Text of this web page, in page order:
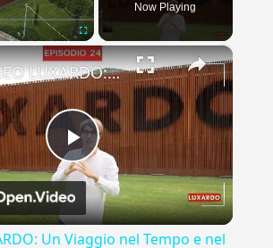
Fullscreen
Now Playing
×
Play
Video
MUSEO LUXARDO: Un Viaggio nel Tempo e nel Gusto
Un Viaggio nel Tempo e nel